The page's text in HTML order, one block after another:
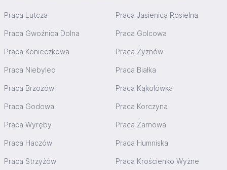
Praca Lutcza Praca Jasienica Rosielna
Praca Gwoźnica Dolna Praca Golcowa
Praca Konieczkowa Praca Żyznów
Praca Niebylec Praca Białka
Praca Brzozów Praca Kąkolówka
Praca Godowa Praca Korczyna
Praca Wyręby Praca Żarnowa
Praca Haczów Praca Humniska
Praca Strzyżów Praca Krościenko Wyżne